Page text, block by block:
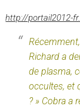
http://portail2012-
Richard a
de plasma,
occultes, et
? » Cobra a